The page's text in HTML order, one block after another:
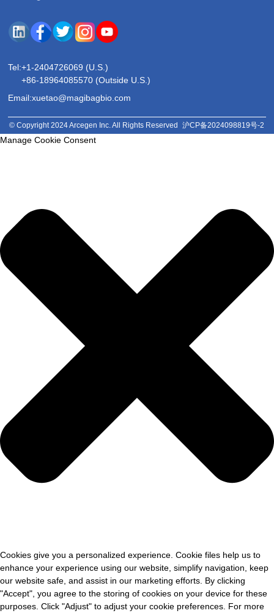
Tel:+1-2404726069 (U.S.)
+86-18964085570 (Outside U.S.)
Email:xuetao@magibagbio.com
© Copyright 2024 Arcegen Inc. All Rights Reserved 沪CP备2024098819号-2
Manage Cookie Consent
Cookies give you a personalized experience. Cookie files help us to
enhance your experience using our website, simplify navigation, keep
our website safe, and assist in our marketing efforts. By clicking
"Accept", you agree to the storing of cookies on your device for these
purposes. Click "Adjust" to adjust your cookie preferences. For more